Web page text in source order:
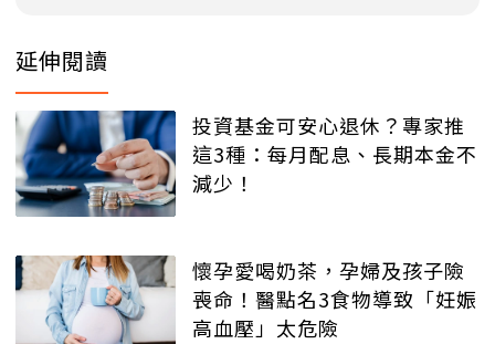
延伸閱讀
投資基金可安心退休？專家推
這3種：每月配息、長期本金不
減少！
懷孕愛喝奶茶，孕婦及孩子險
喪命！醫點名3食物導致「妊娠
高血壓」太危險